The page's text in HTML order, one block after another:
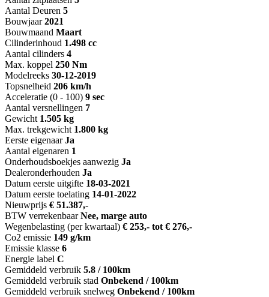
Aantal Deuren 5
Bouwjaar 2021
Bouwmaand Maart
Cilinderinhoud 1.498 cc
Aantal cilinders 4
Max. koppel 250 Nm
Modelreeks 30-12-2019
Topsnelheid 206 km/h
Acceleratie (0 - 100) 9 sec
Aantal versnellingen 7
Gewicht 1.505 kg
Max. trekgewicht 1.800 kg
Eerste eigenaar Ja
Aantal eigenaren 1
Onderhoudsboekjes aanwezig Ja
Dealeronderhouden Ja
Datum eerste uitgifte 18-03-2021
Datum eerste toelating 14-01-2022
Nieuwprijs € 51.387,-
BTW verrekenbaar Nee, marge auto
Wegenbelasting (per kwartaal) € 253,- tot € 276,-
Co2 emissie 149 g/km
Emissie klasse 6
Energie label C
Gemiddeld verbruik 5.8 / 100km
Gemiddeld verbruik stad Onbekend / 100km
Gemiddeld verbruik snelweg Onbekend / 100km